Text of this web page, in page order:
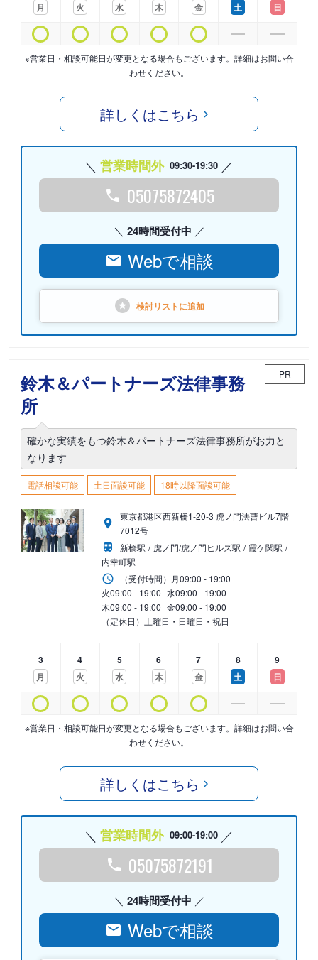
月
火
水
木
金
土
日
※営業日・相談可能日が変更となる場合もございます。詳細はお問い合
わせください。
詳しくはこちら
営業時間外 09:30-19:30
05075872405
24時間受付中
Webで相談
検討リストに追加
鈴木＆パートナーズ法律事務
所
PR
確かな実績をもつ鈴木＆パートナーズ法律事務所がお力と
なります
電話相談可能 土日面談可能 18時以降面談可能
東京都港区西新橋1-20-3 虎ノ門法曹ビル7階
7012号
新橋駅
虎ノ門/虎ノ門ヒルズ駅
霞ケ関駅
内幸町駅
（受付時間） 月09:00 - 19:00
火09:00 - 19:00 水09:00 - 19:00
木09:00 - 19:00 金09:00 - 19:00
（定休日）土曜日・日曜日・祝日
3
月
4
火
5
水
6
木
7
金
8
土
9
日
※営業日・相談可能日が変更となる場合もございます。詳細はお問い合
わせください。
詳しくはこちら
営業時間外 09:00-19:00
05075872191
24時間受付中
Webで相談